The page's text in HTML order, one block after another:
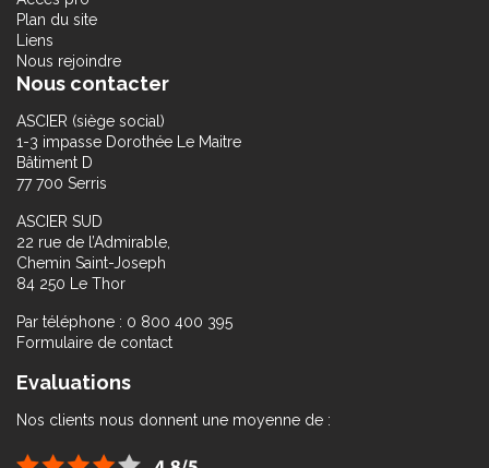
Plan du site
Liens
Nous rejoindre
Nous contacter
ASCIER (siège social)
1-3 impasse Dorothée Le Maitre
Bâtiment D
77 700 Serris
ASCIER SUD
22 rue de l’Admirable,
Chemin Saint-Joseph
84 250 Le Thor
Par téléphone : 0 800 400 395
Formulaire de contact
Evaluations
Nos clients nous donnent une moyenne de :